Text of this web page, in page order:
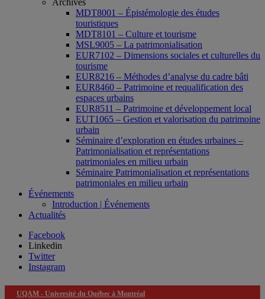
Archives
MDT8001 – Épistémologie des études
touristiques
MDT8101 – Culture et tourisme
MSL9005 – La patrimonialisation
EUR7102 – Dimensions sociales et culturelles du
tourisme
EUR8216 – Méthodes d’analyse du cadre bâti
EUR8460 – Patrimoine et requalification des
espaces urbains
EUR8511 – Patrimoine et développement local
EUT1065 – Gestion et valorisation du patrimoine
urbain
Séminaire d’exploration en études urbaines –
Patrimonialisation et représentations
patrimoniales en milieu urbain
Séminaire Patrimonialisation et représentations
patrimoniales en milieu urbain
Événements
Introduction | Événements
Actualités
Facebook
Linkedin
Twitter
Instagram
UQAM - Université du Québec à Montréal